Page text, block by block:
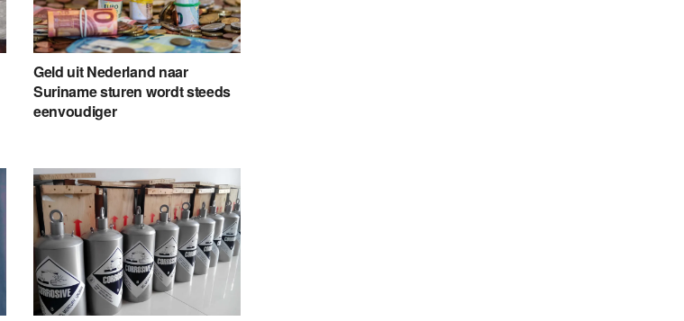
Geld uit Nederland naar
Suriname sturen wordt steeds
eenvoudiger